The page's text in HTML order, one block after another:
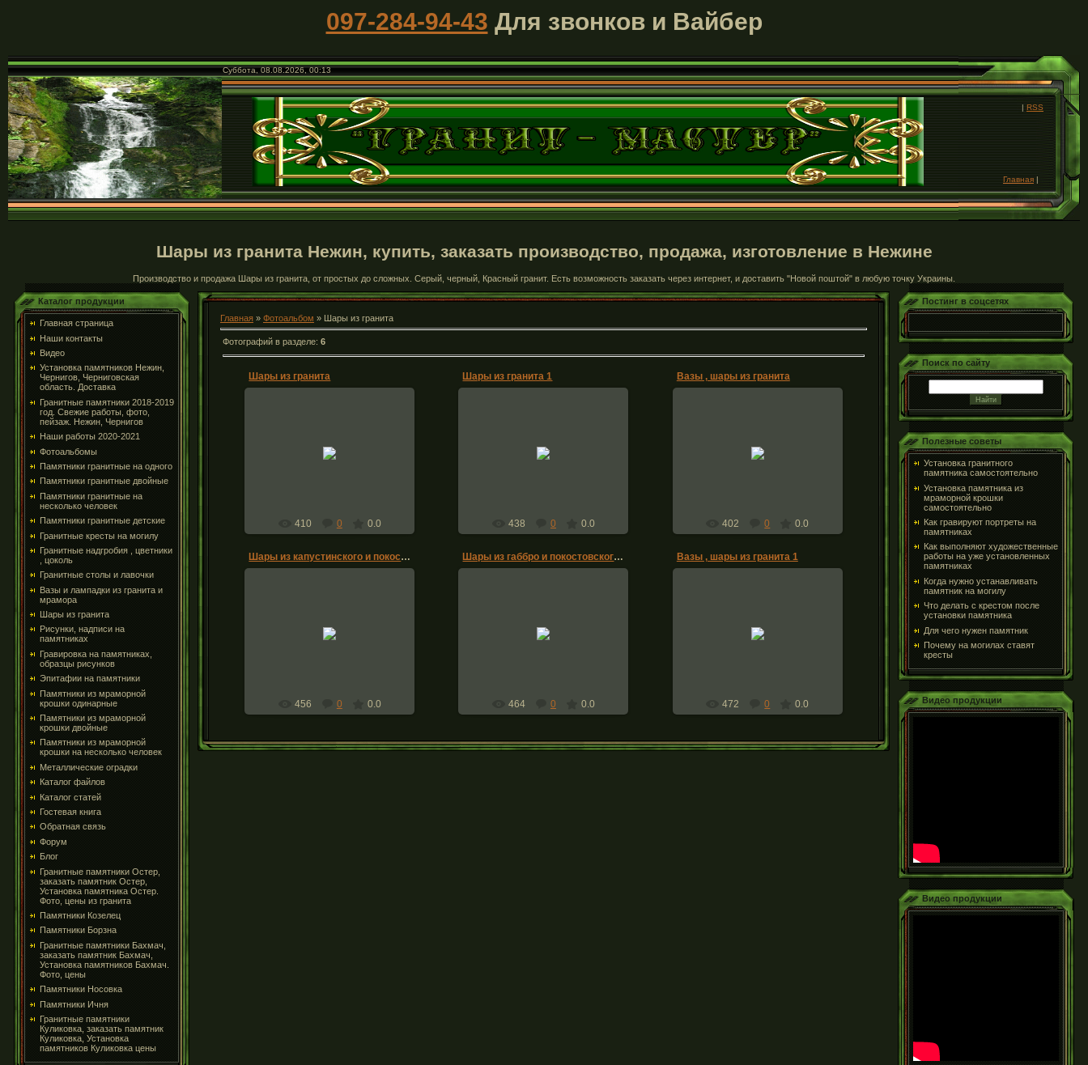
097-284-94-43 Для звонков и Вайбер
Суббота, 08.08.2026, 00:13
|RSS
Главная |
Шары из гранита Нежин, купить, заказать производство, продажа, изготовление в Нежине
Производство и продажа Шары из гранита, от простых до сложных. Серый, черный, Красный гранит. Есть возможность заказать через интернет, и доставить "Новой поштой" в любую точку Украины.
Каталог продукции
Главная страница
Наши контакты
Видео
Установка памятников Нежин,
Чернигов, Черниговская
область. Доставка
Гранитные памятники 2018-2019
год. Свежие работы, фото,
пейзаж. Нежин, Чернигов
Наши работы 2020-2021
Фотоальбомы
Памятники гранитные на одного
Памятники гранитные двойные
Памятники гранитные на
несколько человек
Памятники гранитные детские
Гранитные кресты на могилу
Гранитные надгробия , цветники
, цоколь
Гранитные столы и лавочки
Вазы и лампадки из гранита и
мрамора
Шары из гранита
Рисунки, надписи на
памятниках
Гравировка на памятниках,
образцы рисунков
Эпитафии на памятники
Памятники из мраморной
крошки одинарные
Памятники из мраморной
крошки двойные
Памятники из мраморной
крошки на несколько человек
Металлические оградки
Каталог файлов
Каталог статей
Гостевая книга
Обратная связь
Форум
Блог
Гранитные памятники Остер,
заказать памятник Остер,
Установка памятника Остер.
Фото, цены из гранита
Памятники Козелец
Памятники Борзна
Гранитные памятники Бахмач,
заказать памятник Бахмач,
Установка памятников Бахмач.
Фото, цены
Памятники Носовка
Памятники Ичня
Гранитные памятники
Куликовка, заказать памятник
Куликовка, Установка
памятников Куликовка цены
Главная » Фотоальбом » Шары из гранита
Фотографий в разделе: 6
Шары из гранита
Комлпекс из гранита Нежин
410 0 0.0
Шары из гранита 1
438 0 0.0
Вазы , шары из гранита
Вазы и шары из гранита - Нежин
402 0 0.0
Шары из капустинского и покостовского гранита 3
покостовского гранита, шары на
456 0 0.0
Шары из габбро и покостовского гранита 2
Шары из габбро и покостовского
гранита нежин
464 0 0.0
Вазы , шары из гранита 1
Вазы , шары из гранита 1
472 0 0.0
Постинг в соцсетях
Поиск по сайту
Полезные советы
Установка гранитного
памятника самостоятельно
Установка памятника из
мраморной крошки
самостоятельно
Как гравируют портреты на
памятниках
Как выполняют художественные
работы на уже установленных
памятниках
Когда нужно устанавливать
памятник на могилу
Что делать с крестом после
установки памятника
Для чего нужен памятник
Почему на могилах ставят
кресты
Видео продукции
Видео продукции